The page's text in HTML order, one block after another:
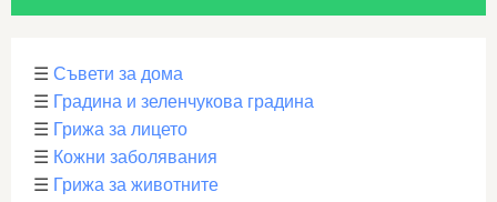
☰ Съвети за дома
☰ Градина и зеленчукова градина
☰ Грижа за лицето
☰ Кожни заболявания
☰ Грижа за животните